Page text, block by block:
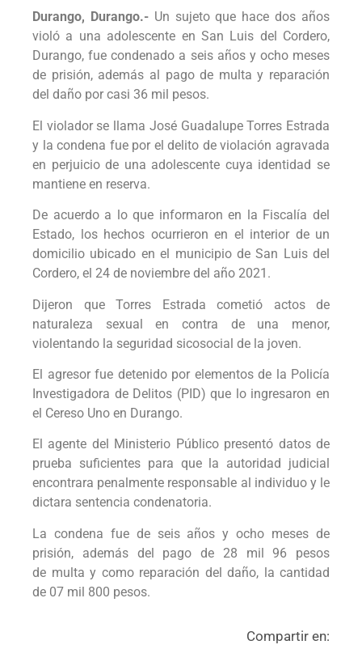
Durango, Durango.-Un sujeto que hace dos años
violó a una adolescente en San Luis del Cordero,
Durango, fue condenado a seis años y ocho meses
de prisión, además al pago de multa y reparación
del daño por casi 36 mil pesos.
El violador se llama José Guadalupe Torres Estrada
y la condena fue por el delito de violación agravada
en perjuicio de una adolescente cuya identidad se
mantiene en reserva.
De acuerdo a lo que informaron en la Fiscalía del
Estado, los hechos ocurrieron en el interior de un
domicilio ubicado en el municipio de San Luis del
Cordero, el 24 de noviembre del año 2021.
Dijeron que Torres Estrada cometió actos de
naturaleza sexual en contra de una menor,
violentando la seguridad sicosocial de la joven.
El agresor fue detenido por elementos de la Policía
Investigadora de Delitos (PID) que lo ingresaron en
el Cereso Uno en Durango.
El agente del Ministerio Público presentó datos de
prueba suficientes para que la autoridad judicial
encontrara penalmente responsable al individuo y le
dictara sentencia condenatoria.
La condena fue de seis años y ocho meses de
prisión, además del pago de 28 mil 96 pesos
de multa y como reparación del daño, la cantidad
de 07 mil 800 pesos.
Compartir en: